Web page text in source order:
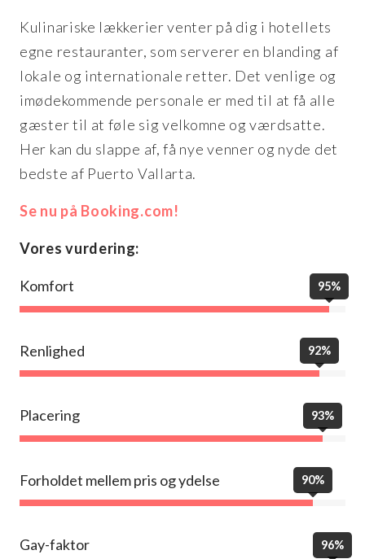
Kulinariske lækkerier venter på dig i hotellets
egne restauranter, som serverer en blanding af
lokale og internationale retter. Det venlige og
imødekommende personale er med til at få alle
gæster til at føle sig velkomne og værdsatte.
Her kan du slappe af, få nye venner og nyde det
bedste af Puerto Vallarta.
Se nu på Booking.com!
Vores vurdering:
Komfort 95%
Renlighed 92%
Placering 93%
Forholdet mellem pris og ydelse 90%
Gay-faktor 96%